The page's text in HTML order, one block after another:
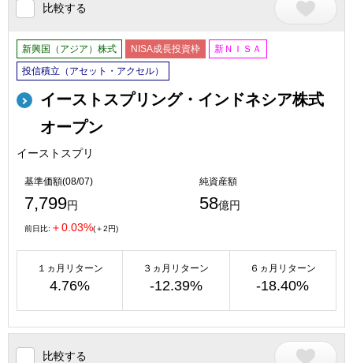
比較する
新興国（アジア）株式 NISA成長投資枠
新ＮＩＳＡ
投信積立（アセット・アクセル）
イーストスプリング・インドネシア株式
オープン
イーストスプリ
基準価額(08/07)
7,799円
純資産額
58億円
前日比: ＋0.03%(＋2円)
１ヵ月リターン
4.76%
３ヵ月リターン
-12.39%
６ヵ月リターン
-18.40%
比較する